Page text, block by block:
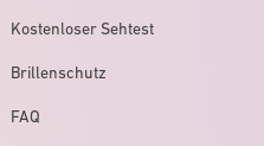
Kostenloser Sehtest
Brillenschutz
FAQ